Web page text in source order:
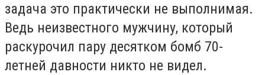
задача это практически не выполнимая.
Ведь неизвестного мужчину, который
раскурочил пару десятком бомб 70-
летней давности никто не видел.